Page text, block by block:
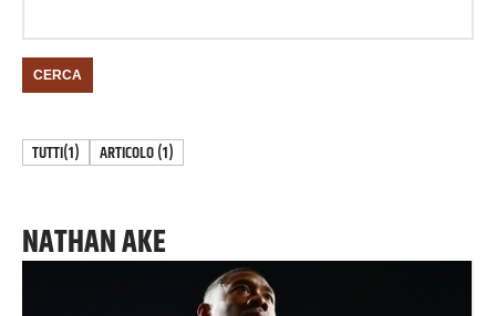
CERCA
TUTTI(1) ARTICOLO(1)
NATHAN AKE